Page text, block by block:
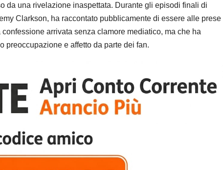
da una rivelazione inaspettata. Durante gli episodi finali di
Clarkson, ha raccontato pubblicamente di essere alle prese
arrivata senza clamore mediatico, ma che ha
preoccupazione e affetto da parte dei fan.